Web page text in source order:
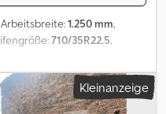
Arbeitsbreite:1.250 mm,
710/35R22.5,
(h):710/35R22.5, Anzahl
12.50Bauart:
1335Kreisel: 4hektar:
TOP 1252
Kleinanzeige